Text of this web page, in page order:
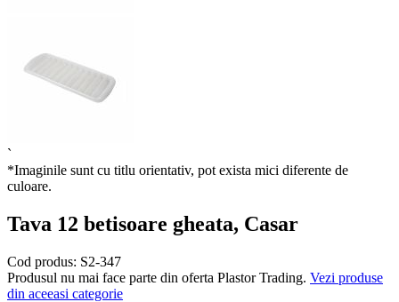
`
*Imaginile sunt cu titlu orientativ, pot exista mici diferente de
culoare.
Tava 12 betisoare gheata, Casar
Cod produs: S2-347
Produsul nu mai face parte din oferta Plastor Trading. Vezi produse
din aceeasi categorie